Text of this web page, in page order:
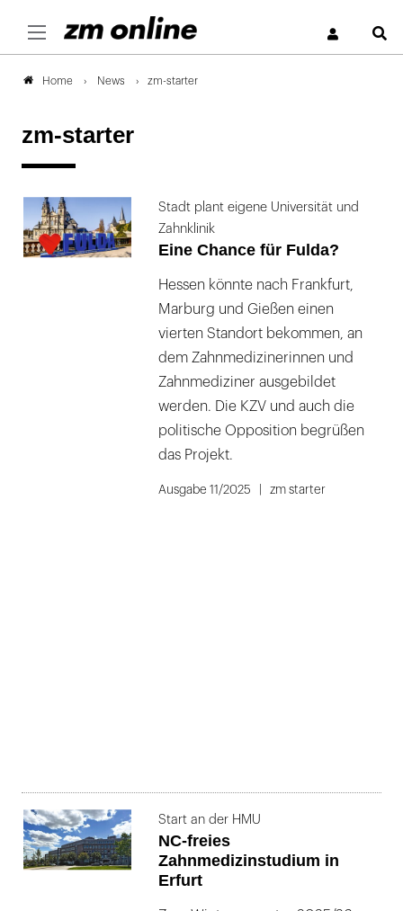
Home News zm-starter
zm-starter
Stadt plant eigene Universität und
Zahnklinik
Eine Chance für Fulda?
Hessen könnte nach Frankfurt,
Marburg und Gießen einen
vierten Standort bekommen, an
dem Zahnmedizinerinnen und
Zahnmediziner ausgebildet
werden. Die KZV und auch die
politische Opposition begrüßen
das Projekt.
Ausgabe 11/2025 zm starter
Start an der HMU
NC-freies
Zahnmedizinstudium in
Erfurt